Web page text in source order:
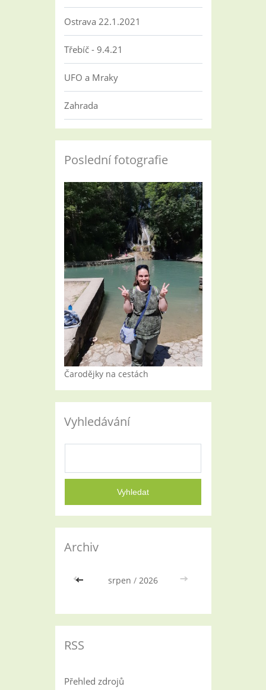
Ostrava 22.1.2021
Třebíč - 9.4.21
UFO a Mraky
Zahrada
Poslední fotografie
Čarodějky na cestách
Vyhledávání
Archiv
<< srpen / 2026 >>
RSS
Přehled zdrojů